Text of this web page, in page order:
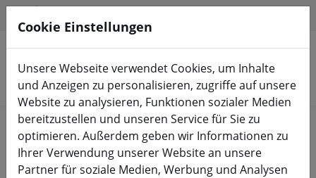
Produkte suchen
Start DJI Shop DJI FPV HD System
Cookie Einstellungen
Unsere Webseite verwendet Cookies, um Inhalte
und Anzeigen zu personalisieren, zugriffe auf unsere
Website zu analysieren, Funktionen sozialer Medien
bereitzustellen und unseren Service für Sie zu
optimieren. Außerdem geben wir Informationen zu
Ihrer Verwendung unserer Website an unsere
Partner für soziale Medien, Werbung und Analysen